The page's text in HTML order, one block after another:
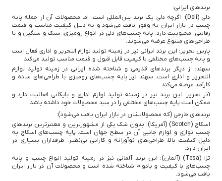
برندهای ایرانی:
دلی (Deli): اگرچه دلی یک برند بین‌المللی است، اما محصولات آن از جمله پایه
چسب در بازار ایران به وفور یافت می‌شود و به دلیل کیفیت مناسب و قیمت
رقابتی، محبوبیت دارد. پایه چسب‌های دلی در انواع رومیزی، سبک و سنگین و با
طراحی‌های متنوع عرضه می‌شوند.
پارس تحریر: این برند ایرانی نیز در زمینه تولید لوازم التحریر و اداری فعال است
و پایه چسب‌های مختلفی با کیفیت قابل قبول و قیمت مناسب تولید می‌کند.
سهند: از دیگر برندهای قدیمی و شناخته شده ایرانی در زمینه تولید لوازم
التحریر و اداری است. سهند نیز پایه چسب‌های رومیزی با طراحی‌های ساده و
کارآمد عرضه می‌کند.
آذر تحریر: این برند نیز در زمینه تولید لوازم اداری و بایگانی فعالیت دارد و
ممکن است پایه چسب‌های مختلفی را در سبد محصولات خود داشته باشد.
برندهای خارجی (که محصولاتشان در بازار ایران یافت می‌شود):
اسکاچ (Scotch) (آمریکا): بدون شک یکی از مشهورترین و معتبرترین برندهای
چسب نواری و لوازم جانبی آن در سطح جهان است. پایه چسب‌های اسکاچ به
دلیل کیفیت بالا، طراحی‌های نوآورانه و کارایی بی‌نظیر، طرفداران بسیاری در
ایران دارد.
تزا (Tesa) (آلمان): این برند آلمانی نیز در زمینه تولید انواع چسب و پایه
چسب‌های با کیفیت و بادوام شناخته شده است و محصولات آن در بازار ایران
یافت می‌شود.